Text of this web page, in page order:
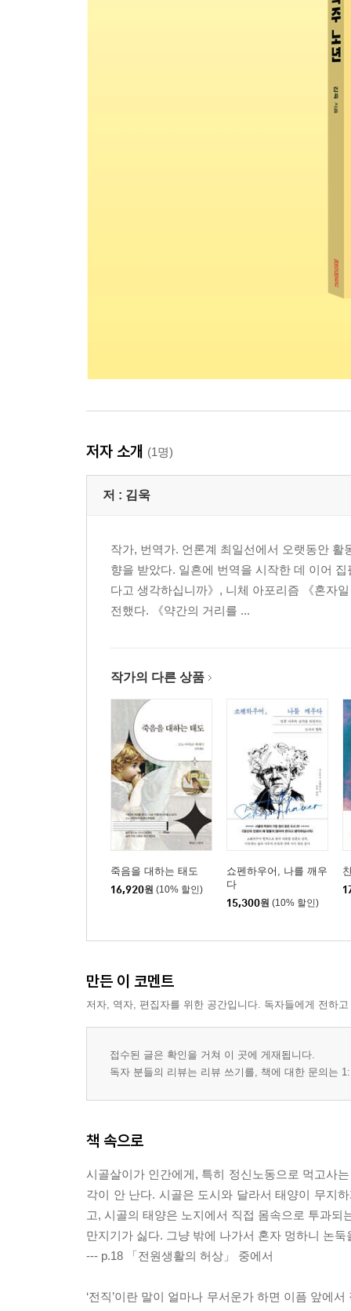
저자 소개 (1명)
저 : 김욱
작가, 번역가. 언론계 최일선에서 오랫동안
향을 받았다. 일흔에 번역을 시작한 데 이어
다고 생각하십니까》, 니체 아포리즘 《혼자
전했다. 《약간의 거리를 ...
작가의 다른 상품
죽음을 대하는 태도
16,920원 (10% 할인)
쇼펜하우어, 나를 깨우
다
15,300원 (10% 할인)
만든 이 코멘트
저자, 역자, 편집자를 위한 공간입니다. 독자들에게 전하
접수된 글은 확인을 거쳐 이 곳에 게재됩니다.
독자 분들의 리뷰는 리뷰 쓰기를, 책에 대한 문의는
책 속으로
시골살이가 인간에게, 특히 정신노동으로 먹고사
각이 안 난다. 시골은 도시와 달라서 태양이 무지
고, 시골의 태양은 노지에서 직접 몸속으로 투과
만지기가 싫다. 그냥 밖에 나가서 혼자 멍하니 논
--- p.18 「전원생활의 허상」 중에서
‘전직’이란 말이 얼마나 무서운가 하면 이픔 앞에